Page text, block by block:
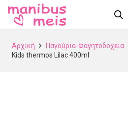
Αρχική Παγούρια-Φαγητοδοχεία
Kids thermos Lilac 400ml